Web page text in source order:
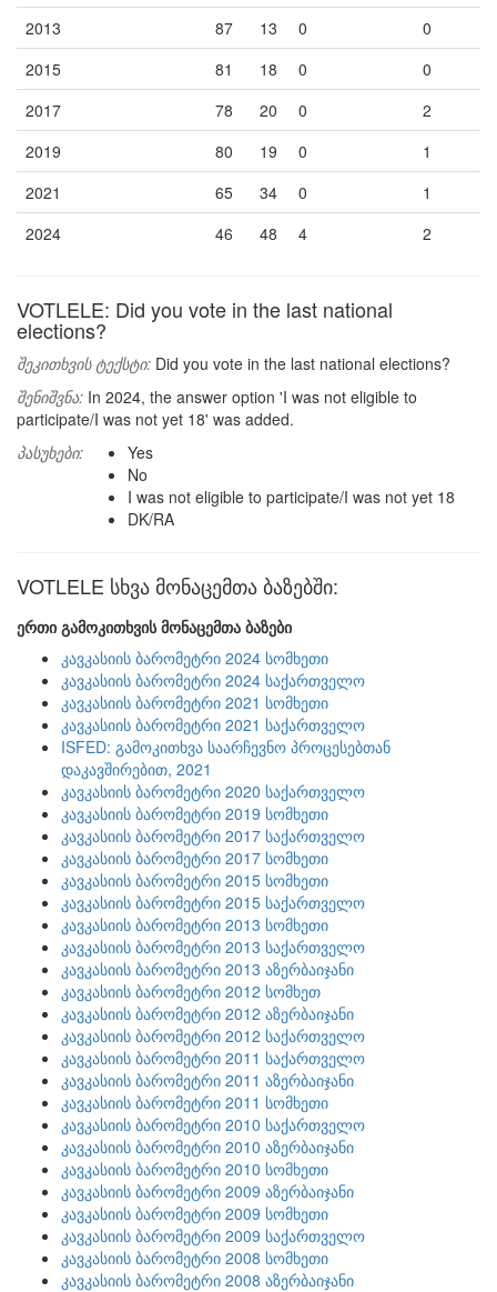
2013
87 13 0
0
2015
81 18 0
0
2017
78 20 0
2
2019
80 19 0
1
2021
65 34 0
1
2024
46 48 4 2
VOTLELE: Did you vote in the last national
elections?
შეკითხვის ტექსტი: Did you vote in the last national elections?
შენიშვნა: In 2024, the answer option 'I was not eligible to
participate/I was not yet 18' was added.
პასუხები:
Yes
No
I was not eligible to participate/I was not yet 18
DK/RA
VOTLELE სხვა მონაცემთა ბაზებში:
ერთი გამოკითხვის მონაცემთა ბაზები
კავკასიის ბარომეტრი 2024 სომხეთი
კავკასიის ბარომეტრი 2024 საქართველო
კავკასიის ბარომეტრი 2021 სომხეთი
კავკასიის ბარომეტრი 2021 საქართველო
ISFED: გამოკითხვა საარჩევნო პროცესებთან
დაკავშირებით, 2021
კავკასიის ბარომეტრი 2020 საქართველო
კავკასიის ბარომეტრი 2019 სომხეთი
კავკასიის ბარომეტრი 2017 საქართველო
კავკასიის ბარომეტრი 2017 სომხეთი
კავკასიის ბარომეტრი 2015 სომხეთი
კავკასიის ბარომეტრი 2015 საქართველო
კავკასიის ბარომეტრი 2013 სომხეთი
კავკასიის ბარომეტრი 2013 საქართველო
კავკასიის ბარომეტრი 2013 აზერბაიჯანი
კავკასიის ბარომეტრი 2012 სომხეთ
კავკასიის ბარომეტრი 2012 აზერბაიჯანი
კავკასიის ბარომეტრი 2012 საქართველო
კავკასიის ბარომეტრი 2011 საქართველო
კავკასიის ბარომეტრი 2011 აზერბაიჯანი
კავკასიის ბარომეტრი 2011 სომხეთი
კავკასიის ბარომეტრი 2010 საქართველო
კავკასიის ბარომეტრი 2010 აზერბაიჯანი
კავკასიის ბარომეტრი 2010 სომხეთი
კავკასიის ბარომეტრი 2009 აზერბაიჯანი
კავკასიის ბარომეტრი 2009 სომხეთი
კავკასიის ბარომეტრი 2009 საქართველო
კავკასიის ბარომეტრი 2008 სომხეთი
კავკასიის ბარომეტრი 2008 აზერბაიჯანი